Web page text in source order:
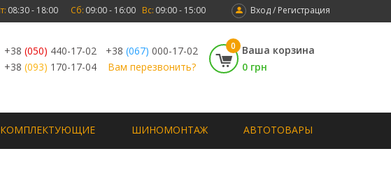
Вход / Регистрация
08:30 - 18:00 Сб: 09:00 - 16:00 Вс: 09:00 - 15:00
+38 (050) 440-17-02 +38 (067) 000-17-02
+38 (093) 170-17-04 Вам перезвонить?
0
Ваша корзина
0 грн
КОМПЛЕКТУЮЩИЕ ШИНОМОНТАЖ АВТОТОВАРЫ